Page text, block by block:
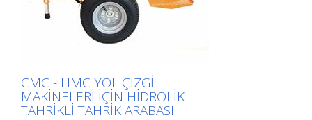
CMC - HMC YOL ÇIZGI
MAKINELERI IÇIN HIDROLIK
TAHRIKLI TAHRIK ARABASI